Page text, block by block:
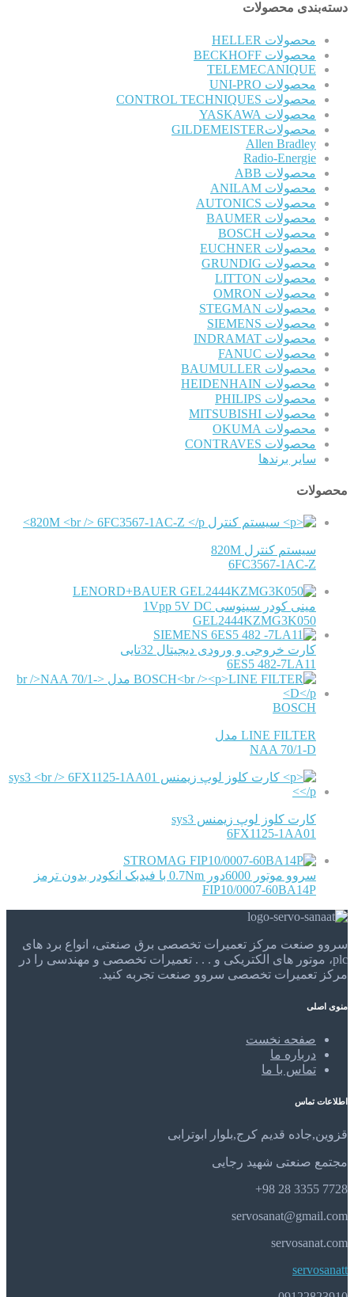
دسته‌بندی محصولات
محصولات HELLER
محصولات BECKHOFF
TELEMECANIQUE
محصولات UNI-PRO
محصولات CONTROL TECHNIQUES
محصولات YASKAWA
محصولاتGILDEMEISTER
Allen Bradley
Radio-Energie
محصولات ABB
محصولات ANILAM
محصولات AUTONICS
محصولات BAUMER
محصولات BOSCH
محصولات EUCHNER
محصولات GRUNDIG
محصولات LITTON
محصولات OMRON
محصولات STEGMAN
محصولات SIEMENS
محصولات INDRAMAT
محصولات FANUC
محصولات BAUMULLER
محصولات HEIDENHAIN
محصولات PHILIPS
محصولات MITSUBISHI
محصولات OKUMA
محصولات CONTRAVES
سایر برندها
محصولات
سیستم کنترل 820M
6FC3567-1AC-Z
LENORD+BAUER
مینی کودر سینوسی 1Vpp 5V DC
GEL2444KZMG3K050
SIEMENS
کارت خروجی و ورودی دیجیتال 32تایی
6ES5 482-7LA11
BOSCH
LINE FILTER مدل
NAA 70/1-D
کارت کلوز لوپ زیمنس sys3
6FX1125-1AA01
STROMAG
سروو موتور 6000دور 0.7Nm با فیدبک انکودر بدون ترمز
FIP10/0007-60BA14P
سروو صنعت مرکز تعمیرات تخصصی برق صنعتی، انواع برد های
plc، موتور های الکتریکی و . . . تعمیرات تخصصی و مهندسی را در
مرکز تعمیرات تخصصی سروو صنعت تجربه کنید.
منوی اصلی
صفحه نخست
درباره ما
تماس با ما
اطلاعات تماس
قزوین,جاده قدیم کرج,بلوار ابوترابی
مجتمع صنعتی شهید رجایی
7728 3355 28 98+
servosanat@gmail.com
servosanat.com
servosanatt